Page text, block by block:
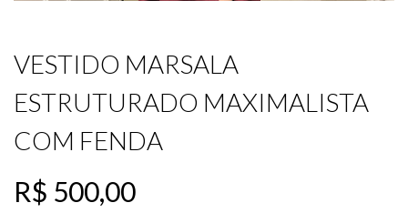
VESTIDO MARSALA
ESTRUTURADO MAXIMALISTA
COM FENDA
R$ 500,00